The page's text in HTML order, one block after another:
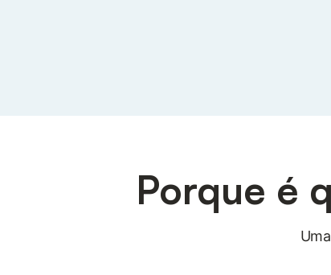
Porque é